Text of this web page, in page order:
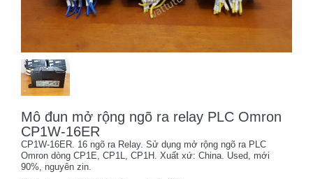
Mô đun mở rộng ngõ ra relay PLC Omron
CP1W-16ER
CP1W-16ER. 16 ngõ ra Relay. Sử dụng mở rộng ngõ ra PLC
Omron dòng CP1E, CP1L, CP1H. Xuất xứ: China. Used, mới
90%, nguyên zin.